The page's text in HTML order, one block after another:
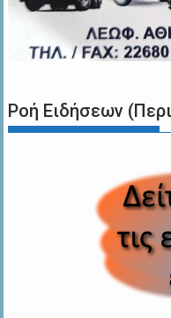
Ροή Ειδήσεων